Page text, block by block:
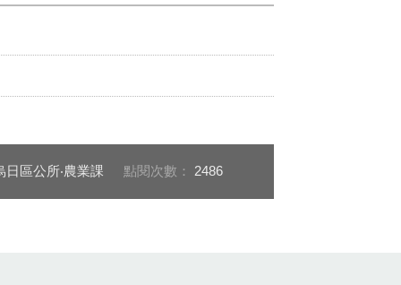
日區公所‧農業課 點閱次數： 2486